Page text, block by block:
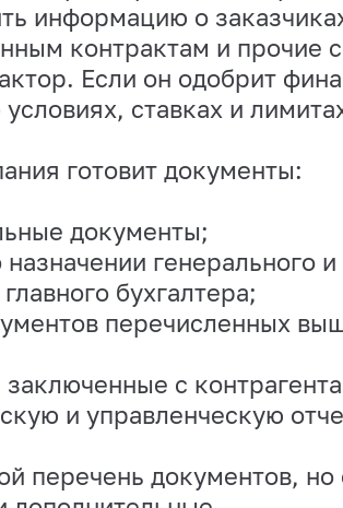
информацию о
контрактам и прочие
Если он одобрит
ставках и
готовит документы:
документы;
генерального
бухгалтера;
перечисленных
с
и управленческую
перечень документов,